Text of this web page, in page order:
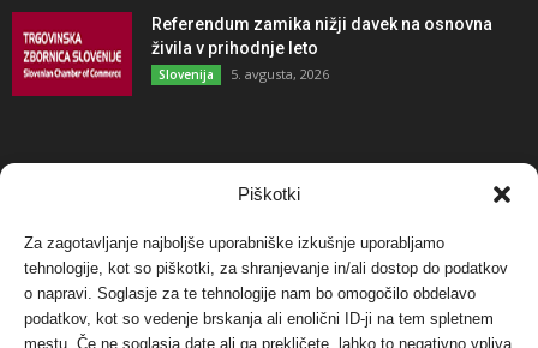
Piškotki
Za zagotavljanje najboljše uporabniške izkušnje uporabljamo
tehnologije, kot so piškotki, za shranjevanje in/ali dostop do podatkov
o napravi. Soglasje za te tehnologije nam bo omogočilo obdelavo
podatkov, kot so vedenje brskanja ali enolični ID-ji na tem spletnem
mestu. Če ne soglasja date ali ga prekličete, lahko to negativno vpliva
Referendum zamika nižji davek na osnovna
živila v prihodnje leto
Slovenija 5. avgusta, 2026
NAJBOLJ KOMENTIRANO
Protest proti vetrnim elektrarnam na Ojstrici, v
svetu pa vedno bolj...
Dogodki 12. maja, 2017